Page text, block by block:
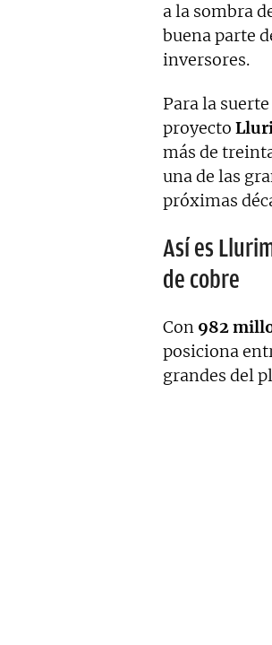
a la sombra
buena parte
inversores.
Para la
proyecto
más de
una de las
próximas
Así es
de cobre
Con 982
posiciona
grandes del